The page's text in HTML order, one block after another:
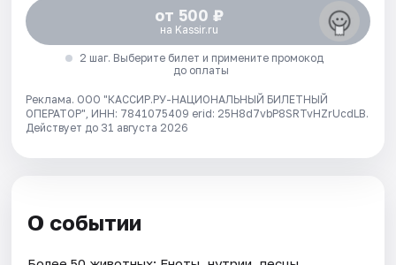
от 500 ₽
на Kassir.ru
2 шаг. Выберите билет и примените промокод
до оплаты
Реклама. ООО "КАССИР.РУ-НАЦИОНАЛЬНЫЙ БИЛЕТНЫЙ
ОПЕРАТОР", ИНН: 7841075409 erid: 25H8d7vbP8SRTvHZrUcdLB.
Действует до 31 августа 2026
О событии